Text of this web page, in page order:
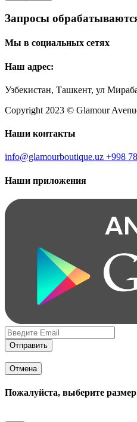
Запросы
Мы в социальных сетях
Наш адрес:
Узбекистан, Ташкент, ул
Copyright 2023 © Glamour
Наши контакты
info@glamourboutique.uz +998
Наши приложения
Отправить
Отмена
Пожалуйста, выберите размер